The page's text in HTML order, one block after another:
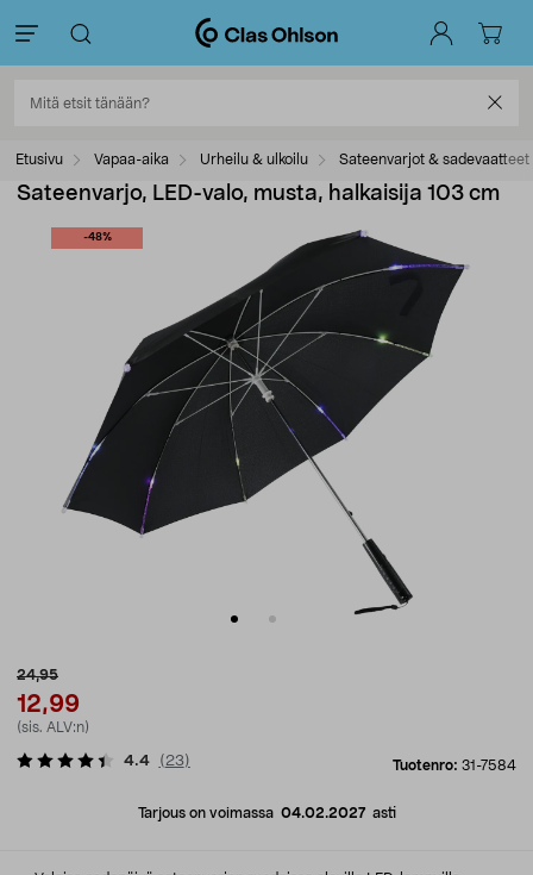
Etusivu Vapaa-aika Urheilu & ulkoilu Sateenvarjot & sadevaatteet
Sateenvarjo, LED-valo, musta, halkaisija 103 cm
-48%
24,95
12,99
(sis. ALV:n)
Tuotenro: 31-7584
4.4 ( 23)
Tarjous on voimassa 04.02.2027asti